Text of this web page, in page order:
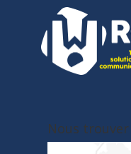
Nous trouver